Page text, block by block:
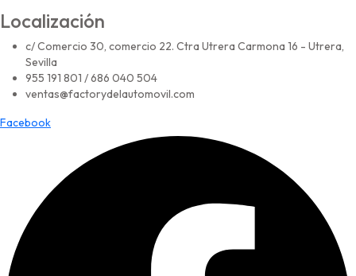
Localización
c/ Comercio 30, comercio 22. Ctra Utrera Carmona 16 - Utrera,
Sevilla
955 191 801 / 686 040 504
ventas@factorydelautomovil.com
Facebook